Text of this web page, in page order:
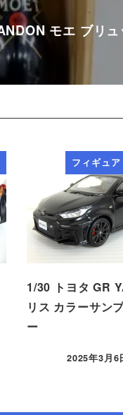
モエ ブリ
フィギュ
1/30 トヨタ GR
リス カラーサン
ー
2025年3月6